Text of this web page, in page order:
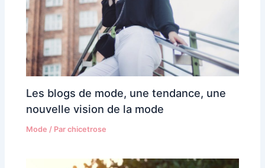
Les blogs de mode, une tendance, une
nouvelle vision de la mode
Mode / Parchicetrose